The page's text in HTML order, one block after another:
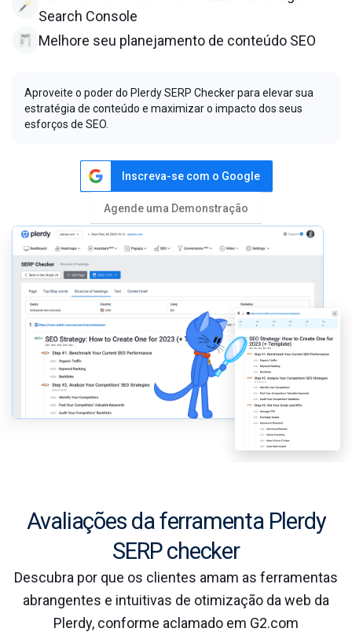
Search Console
Melhore seu planejamento de conteúdo SEO
Aproveite o poder do Plerdy SERP Checker para elevar sua
estratégia de conteúdo e maximizar o impacto dos seus
esforços de SEO.
Inscreva-se com o Google
Agende uma Demonstração
Avaliações da ferramenta Plerdy
SERP checker
Descubra por que os clientes amam as ferramentas
abrangentes e intuitivas de otimização da web da
Plerdy, conforme aclamado em G2.com